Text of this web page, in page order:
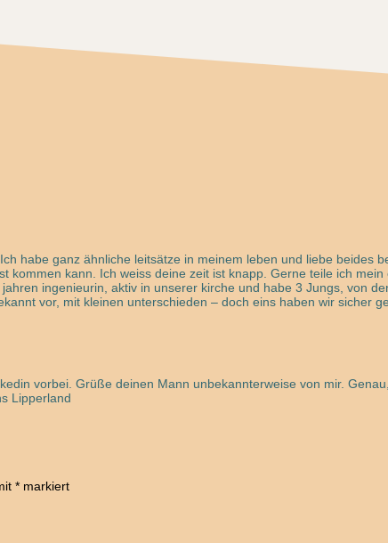
habe ganz ähnliche leitsätze in meinem leben und liebe beides
kann. Ich weiss deine zeit ist knapp. Gerne teile ich
ingenieurin, aktiv in unserer kirche und habe 3 Jungs, von
vor, mit kleinen unterschieden – doch eins haben wir sicher
vorbei. Grüße deinen Mann unbekannterweise von mir.
Lipperland
* markiert